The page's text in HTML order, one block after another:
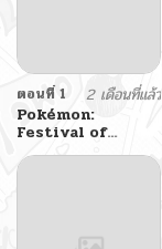
ตอนที่ 1
2 เดือนที่แล้ว
Pokémon:
Festival of
Champions